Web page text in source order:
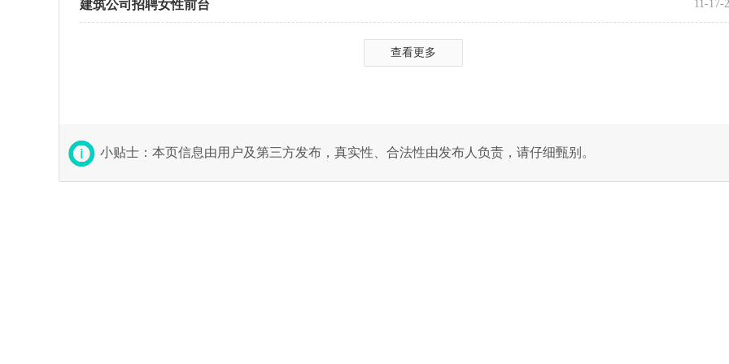
建筑公司招聘女性前台 11-17-
查看更多
小贴士：本页信息由用户及第三方发布，真实性、合法性由发布人负责，请仔细甄别。